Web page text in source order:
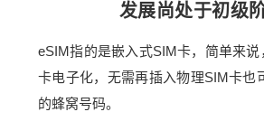
发展尚处于初级
eSIM指的是嵌入式SIM卡，简单来
卡电子化，无需再插入物理SIM卡也
的蜂窝号码。